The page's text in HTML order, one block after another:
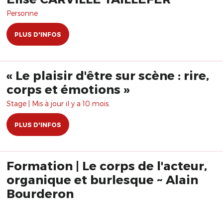
Personne
PLUS D'INFOS
« Le plaisir d'être sur scène : rire,
corps et émotions »
Stage | Mis à jour il y a 10 mois.
PLUS D'INFOS
Formation | Le corps de l'acteur,
organique et burlesque ~ Alain
Bourderon